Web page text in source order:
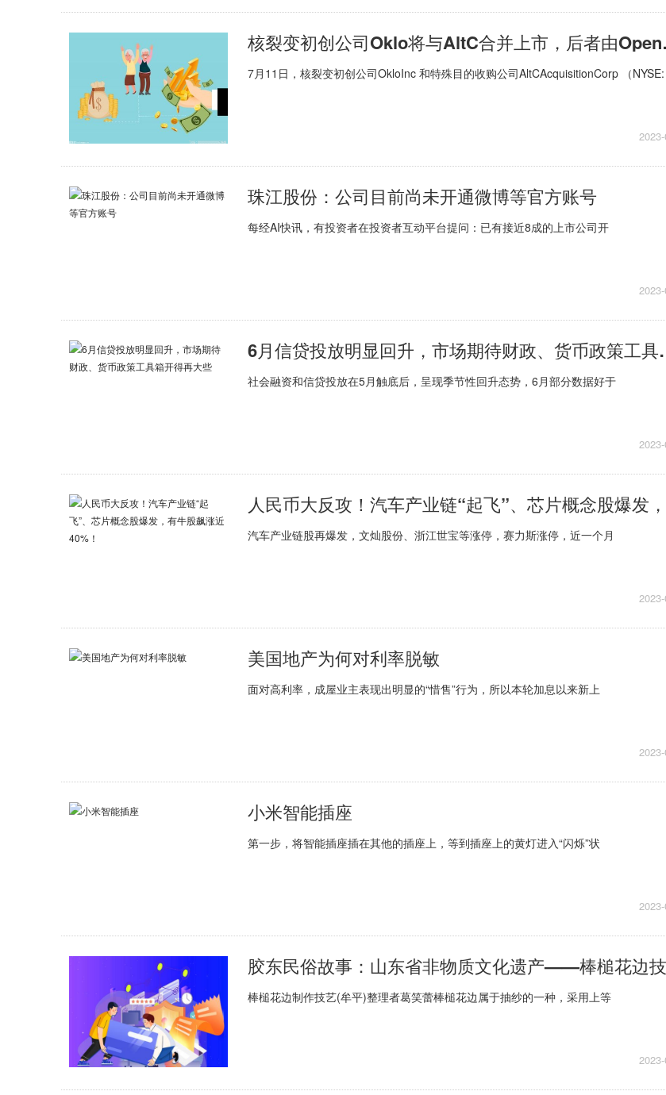
核裂变
7月11日，核裂变初创公司OkloInc 和特殊目的收购公司AltCAcquisitionCorp （NYSE:
珠江股份：公司目前尚未开通微博等官方账号
每经AI快讯，有投资者在投资者互动平台提问：已有接近8成的上市公司开
6月信贷投放
社会融资和信贷投放在5月触底后，呈现季节性回升态势，6月部分数据好于
汽车产业链股再爆发，文灿股份、浙江世宝等涨停，赛力斯涨停，近一个月
美国地产为何对利率脱敏
面对高利率，成屋业主表现出明显的“惜售”行为，所以本轮加息以来新上
小米智能插座
第一步，将智能插座插在其他的插座上，等到插座上的黄灯进入“闪烁”状
胶东民俗故事：山东省非物质文化遗产——棒槌花边
棒槌花边制作技艺(牟平)整理者葛笑蕾棒槌花边属于抽纱的一种，采用上等